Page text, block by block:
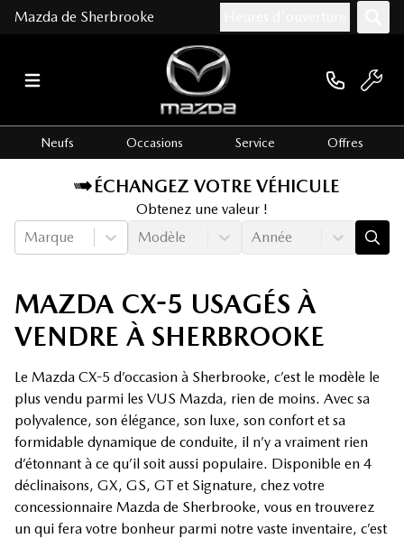
Mazda de Sherbrooke
Neufs Occasions Service Offres
ÉCHANGEZ VOTRE VÉHICULE
Obtenez une valeur !
Marque
Modèle Année
MAZDA CX-5 USAGÉS À
VENDRE À SHERBROOKE
Le Mazda CX-5 d’occasion à Sherbrooke, c’est le modèle le
plus vendu parmi les VUS Mazda, rien de moins. Avec sa
polyvalence, son élégance, son luxe, son confort et sa
formidable dynamique de conduite, il n’y a vraiment rien
d’étonnant à ce qu’il soit aussi populaire. Disponible en 4
déclinaisons, GX, GS, GT et Signature, chez votre
concessionnaire Mazda de Sherbrooke, vous en trouverez
un qui fera votre bonheur parmi notre vaste inventaire, c’est